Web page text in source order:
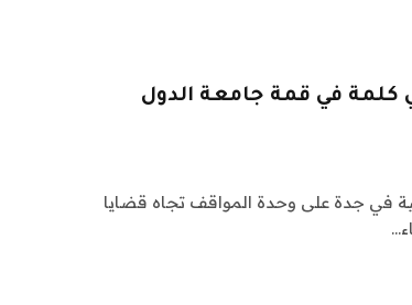
كلمة في قمة جامعة الدول
في جدة على وحدة المواقف تجاه قضايا